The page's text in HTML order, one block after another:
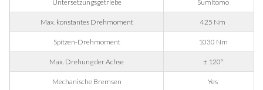
Region
Untersetzungsgetriebe Sumitomo
Max. konstantes Drehmoment 425 Nm
Spitzen-Drehmoment 1030 Nm
Max. Drehung der Achse ± 120°
Mechanische Bremsen Yes